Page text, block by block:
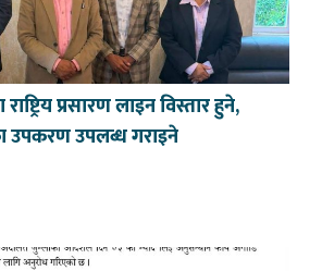
प्रसारण लाइन विस्तार हुने,
उपकरण उपलब्ध गराइने